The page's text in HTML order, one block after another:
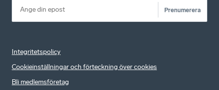
Prenumerera
Integritetspolicy
Cookieinställningar och förteckning över cookies
Bli medlemsföretag